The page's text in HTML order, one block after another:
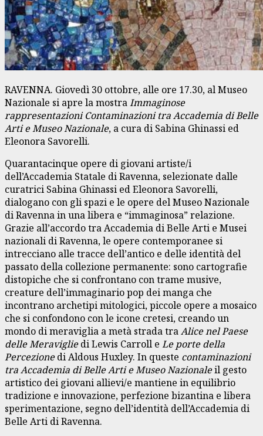
RAVENNA. Giovedì 30 ottobre, alle ore 17.30, al Museo
Nazionale si apre la mostraImmaginose
rappresentazioni Contaminazioni tra Accademia di Belle
Arti e Museo Nazionale, a cura di Sabina Ghinassi ed
Eleonora Savorelli.
Quarantacinque opere di giovani artiste/i
dell’Accademia Statale di Ravenna, selezionate dalle
curatrici Sabina Ghinassi ed Eleonora Savorelli,
dialogano con gli spazi e le opere del Museo Nazionale
di Ravenna in una libera e “immaginosa” relazione.
Grazie all’accordo tra Accademia di Belle Arti e Musei
nazionali di Ravenna, le opere contemporanee si
intrecciano alle tracce dell’antico e delle identità del
passato della collezione permanente: sono cartografie
distopiche che si confrontano con trame musive,
creature dell’immaginario pop dei manga che
incontrano archetipi mitologici, piccole opere a mosaico
che si confondono con le icone cretesi, creando un
mondo di meraviglia a metà strada traAlice nel Paese
delle Meravigliedi Lewis Carroll e Le porte della
Percezionedi Aldous Huxley. In queste contaminazioni
tra Accademia di Belle Arti e Museo Nazionaleil gesto
artistico dei giovani allievi/e mantiene in equilibrio
tradizione e innovazione, perfezione bizantina e libera
sperimentazione, segno dell’identità dell’Accademia di
Belle Arti di Ravenna.